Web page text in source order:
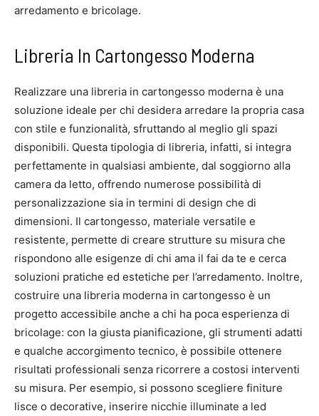
arredamento e bricolage.
Libreria In Cartongesso Moderna
Realizzare una libreria in cartongesso moderna è una
soluzione ideale per chi desidera arredare la propria casa
con stile e funzionalità, sfruttando al meglio gli spazi
disponibili. Questa tipologia di libreria, infatti, si integra
perfettamente in qualsiasi ambiente, dal soggiorno alla
camera da letto, offrendo numerose possibilità di
personalizzazione sia in termini di design che di
dimensioni. Il cartongesso, materiale versatile e
resistente, permette di creare strutture su misura che
rispondono alle esigenze di chi ama il fai da te e cerca
soluzioni pratiche ed estetiche per l’arredamento. Inoltre,
costruire una libreria moderna in cartongesso è un
progetto accessibile anche a chi ha poca esperienza di
bricolage: con la giusta pianificazione, gli strumenti adatti
e qualche accorgimento tecnico, è possibile ottenere
risultati professionali senza ricorrere a costosi interventi
su misura. Per esempio, si possono scegliere finiture
lisce o decorative, inserire nicchie illuminate a led